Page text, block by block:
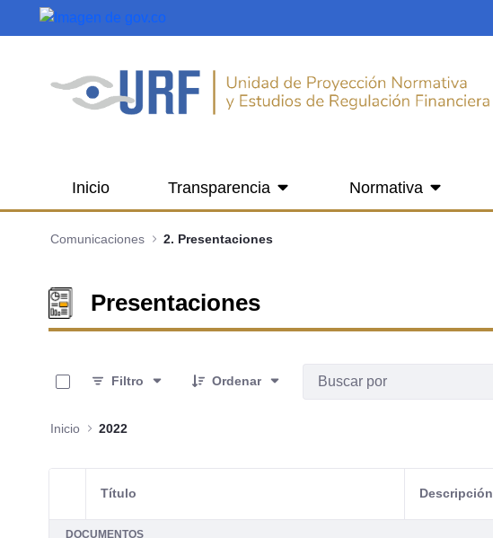
Saltar al contenido principal
Inicio Transparencia Normativa
Comunicaciones 2. Presentaciones
Presentaciones
Filtro
Ordenar
Inicio 2022
Selección del elemento
Título Descripción
DOCUMENTOS